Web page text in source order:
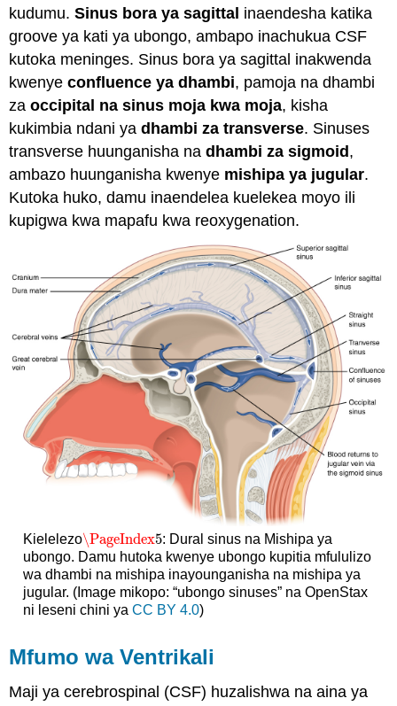
kudumu.Sinus bora ya sagittal inaendesha katika
groove ya kati ya ubongo, ambapo inachukua CSF
kutoka meninges. Sinus bora ya sagittal inakwenda
kwenyeconfluence ya dhambi, pamoja na dhambi
zaoccipital na sinus moja kwa moja, kisha
kukimbia ndani yadhambi za transverse. Sinuses
transverse huunganisha nadhambi za sigmoid,
ambazo huunganisha kwenye mishipa ya jugular.
Kutoka huko, damu inaendelea kuelekea moyo ili
kupigwa kwa mapafu kwa reoxygenation.
Kielelezo\PageIndex5
\PageIndex5: Dural sinus na Mishipa ya
ubongo. Damu hutoka kwenye ubongo kupitia mfululizo
wa dhambi na mishipa inayounganisha na mishipa ya
jugular. (Image mikopo: “ubongo sinuses” na OpenStax
ni leseni chini ya CC BY 4.0)
Mfumo wa Ventrikali
Maji ya cerebrospinal (CSF) huzalishwa na aina ya